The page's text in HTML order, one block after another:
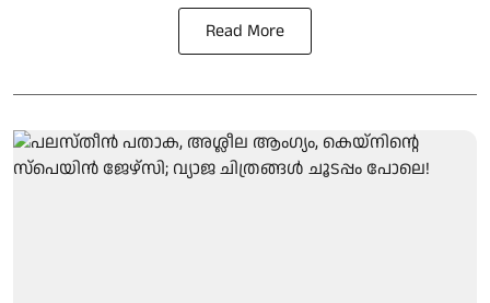
Read More